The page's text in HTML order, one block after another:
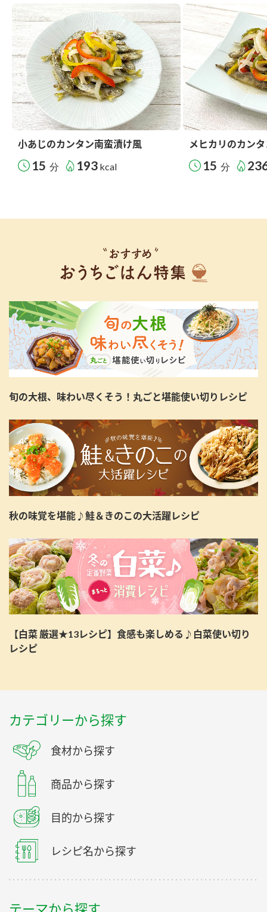
小あじのカンタン南蛮漬け風
15 分 193 kcal
メヒカリのカン
15 分
旬の大根、味わい尽くそう！丸ごと堪能使い切りレシピ
秋の味覚を堪能♪鮭＆きのこの大活躍レシピ
【白菜 厳選★13レシピ】食感も楽しめる♪白菜使い切り
レシピ
カテゴリーから探す
食材から探す
商品から探す
目的から探す
レシピ名から探す